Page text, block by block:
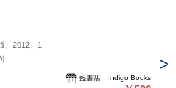
、2012、1
藍書店 Indigo Books